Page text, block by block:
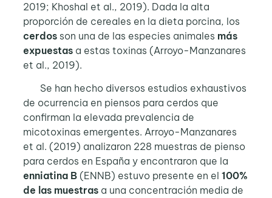
2019; Khoshal et al., 2019). Dada la alta
proporción de cereales en la dieta porcina, los
cerdosson una de las especies animales más
expuestasa estas toxinas (Arroyo-Manzanares
et al., 2019).
Se han hecho diversos estudios exhaustivos
de ocurrencia en piensos para cerdos que
confirman la elevada prevalencia de
micotoxinas emergentes. Arroyo-Manzanares
et al. (2019) analizaron 228 muestras de pienso
para cerdos en España y encontraron que la
enniatina B(ENNB) estuvo presente en el 100%
de las muestrasa una concentración media de